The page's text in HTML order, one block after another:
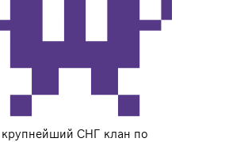
СНГ клан по